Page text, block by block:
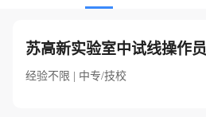
苏高新实验室中试线操作员
经验不限 | 中专/技校